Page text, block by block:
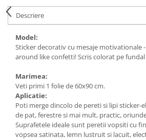
Descriere
Model:
Sticker decorativ cu mesaje motivationale
around like confetti! Scris colorat pe
Marimea:
Veti primi 1 folie de 60x90 cm.
Aplicatie:
Poti merge dincolo de pereti si lipi sticker-
de pat, ferestre si mai mult, practic,
Suprafetele ideale sunt peretii vopsiti cu
vopsea satinata, lemn lustruit si lacuit,